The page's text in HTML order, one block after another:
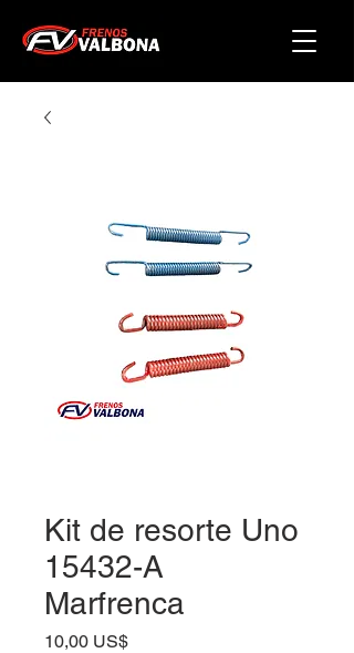
Kit de resorte Uno
15432-A
Marfrenca
10,00 US$Precio